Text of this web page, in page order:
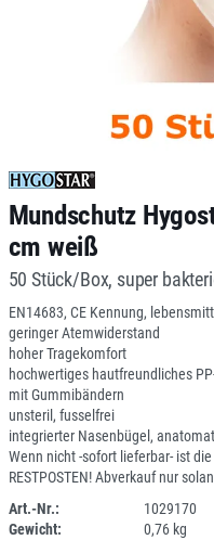
Mundschutz
cm weiß
50 Stück/Box, super
EN14683, CE Kennung,
geringer Atemwiderstand
hoher Tragekomfort
hochwertiges hautfreundliches
mit Gummibändern
unsteril, fusselfrei
integrierter Nasenbügel,
Wenn nicht -sofort lieferbar- ist
RESTPOSTEN! Abverkauf nur
Art.-Nr.:
1029170
Gewicht:
0,76 kg